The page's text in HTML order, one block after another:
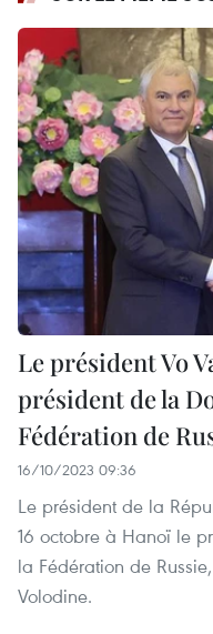
Le président Vo
président de la
Fédération de
16/10/2023 09:36
Le président de la
16 octobre à Hanoï le
la Fédération de
Volodine.